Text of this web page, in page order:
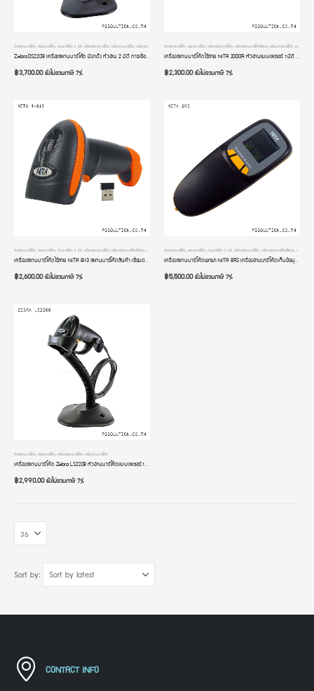
ตัวสแกนบาร์โค้ด สแกนบาร์โค้ด อ่านบาร์โค้ด 2 มิติ เครื่องสแกนบาร์โค้ด เครื่องอ่านบาร์โค้ด เครื่องอ่านบาร์โค้ดมือถือ
Zebra DS2208 เครื่องสแกนบาร์โค้ด มีขาต้ัง หัวอ่าน 2 มิติ การเชื่อมต่อแบบ USB รับประกัน 4 ปี
฿3,700.00ยังไม่รวมภาษี 7%
ตัวสแกนบาร์โค้ด สแกนบาร์โค้ด เครื่องสแกนบาร์โค้ด เครื่องสแกนบาร์โค้ดไร้สาย เครื่องอ่านบาร์โค้ด เครื่องอ่านบาร์โค้ดมือถือ
เครื่องสแกนบาร์โค้ดไร้สาย NITA 2000R หัวอ่านแบบเลเซอร์ 1 มิติ มี Bluetooth การเชื่อมต่อแบบ 3 in 1
฿2,300.00ยังไม่รวมภาษี 7%
ตัวสแกนบาร์โค้ด สแกนบาร์โค้ด อ่านบาร์โค้ด 2 มิติ เครื่องสแกนบาร์โค้ด เครื่องสแกนบาร์โค้ดไร้สาย เครื่องอ่านบาร์โค้ด ,เครื่องอ่านบาร์โค้ดมือถือ
เครื่องสแกนบาร์โค้ดไร้สาย NITA i813 สแกนบาร์โค้ดสินค้า เชื่อมต่อผ่าน USB Dongle สลับภาษาอัตโนมัติ เครื่องอ่านคิวอาร์โค้ด หัวอ่าน 2 มิติ
฿2,600.00ยังไม่รวมภาษี 7%
ตัวสแกนบาร์โค้ด สแกนบาร์โค้ด อ่านบาร์โค้ด 2 มิติ เครื่องสแกนบาร์โค้ด เครื่องสแกนบาร์โค้ดไร้สาย เครื่องอ่านบาร์โค้ด
เครื่องสแกนบาร์โค้ดพกพา NITA 8RS เครื่องอ่านบาร์โค้ดเก็บข้อมูล Bluetooth มีหน้าจอ เครื่องอ่าน qr code ไร้สาย หัวอ่าน 2 มิติ
฿5,500.00ยังไม่รวมภาษี 7%
ตัวสแกนบาร์โค้ด สแกนบาร์โค้ด เครื่องสแกนบาร์โค้ด เครื่องอ่านบาร์โค้ด
เครื่องสแกนบาร์โค้ด Zebra LS2208 หัวอ่านบาร์โค้ดแบบเลเซอร์ 1 มิติ มีขาตั้ง การเชื่อมต่อแบบ USB รับประกัน 4 ปี
฿2,990.00ยังไม่รวมภาษี 7%
Sort by:
CONTACT INFO